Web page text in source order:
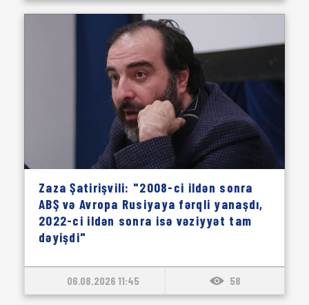
Zaza Şatirişvili: "2008-ci ildən sonra
ABŞ və Avropa Rusiyaya fərqli yanaşdı,
2022-ci ildən sonra isə vəziyyət tam
dəyişdi"
06.08.2026 11:45 58